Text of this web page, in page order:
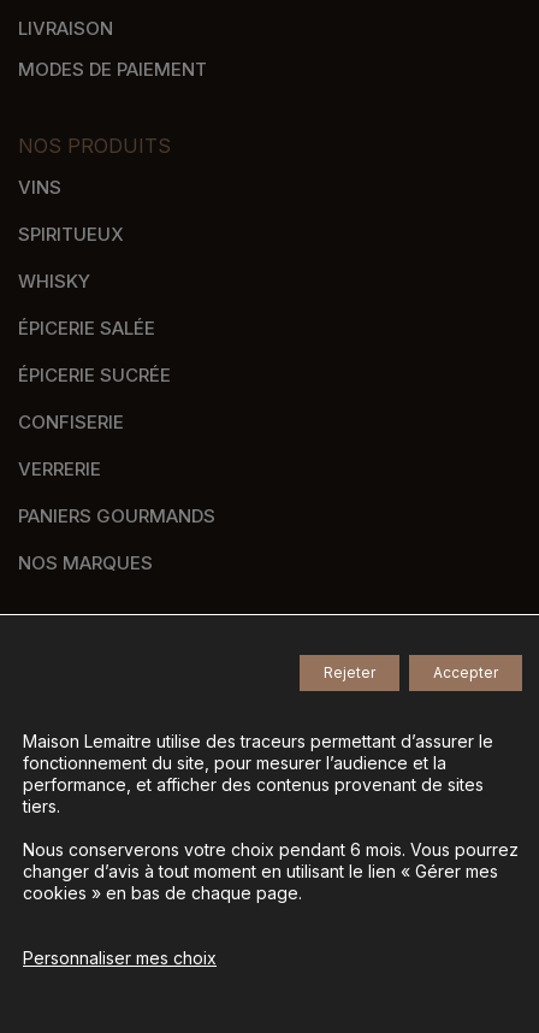
LIVRAISON
MODES DE PAIEMENT
NOS PRODUITS
VINS
SPIRITUEUX
WHISKY
ÉPICERIE SALÉE
ÉPICERIE SUCRÉE
CONFISERIE
VERRERIE
PANIERS GOURMANDS
NOS MARQUES
Tous droits réservés -
Mentions légales-
Gestion des données personnelles-
Gérer mes cookies
La vente d’alcool est interdite aux mineurs - L’abus
avec modération
Maison Lemaitre utilise des traceurs permettant d’assurer le
fonctionnement du site, pour mesurer l’audience et la
performance, et afficher des contenus provenant de sites
tiers.
Nous conserverons votre choix pendant 6 mois. Vous pourrez
changer d’avis à tout moment en utilisant le lien « Gérer mes
cookies » en bas de chaque page.
Personnaliser mes choix
Accepter
Rejeter